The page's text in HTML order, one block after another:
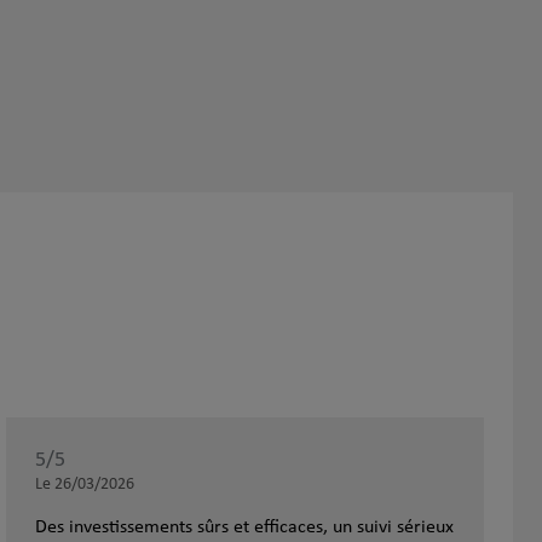
5/5
Le 26/03/2026
Des investissements sûrs et efficaces, un suivi sérieux